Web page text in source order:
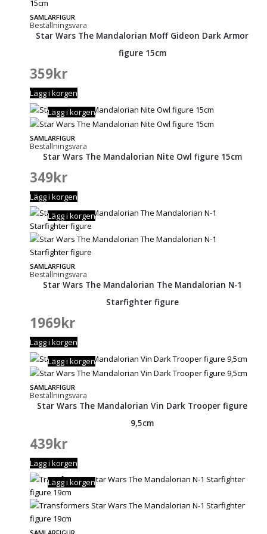
SAMLARFIGUR
Beställningsvara
Star Wars The Mandalorian Moff Gideon Dark Armor
figure 15cm
359kr
Lägg i korgen
SAMLARFIGUR
Beställningsvara
Lägg i korgen
Star Wars The Mandalorian Nite Owl figure 15cm
349kr
Lägg i korgen
SAMLARFIGUR
Beställningsvara
Lägg i korgen
Star Wars The Mandalorian The Mandalorian N-1
Starfighter figure
1969kr
Lägg i korgen
SAMLARFIGUR
Beställningsvara
Lägg i korgen
Star Wars The Mandalorian Vin Dark Trooper figure
9,5cm
439kr
Lägg i korgen
Lägg i korgen